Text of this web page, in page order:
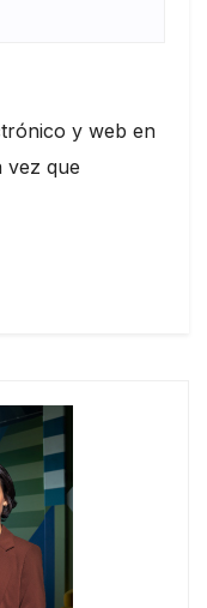
y web en
vez que